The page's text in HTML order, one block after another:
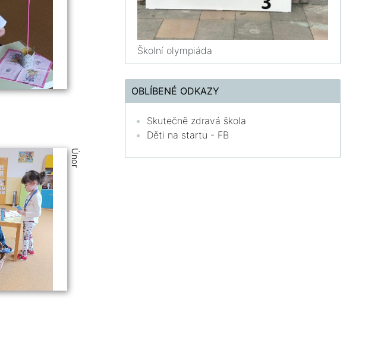
Únor
Školní olympiáda
OBLÍBENÉ ODKAZY
Skutečně zdravá škola
Děti na startu - FB